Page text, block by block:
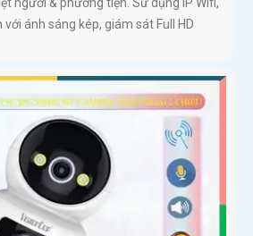
người & phương tiện. Sử dụng IP Wifi,
ánh sáng kép, giám sát Full HD